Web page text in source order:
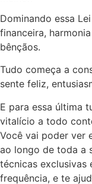
Dominando essa
financeira,
bênçãos.
Tudo começa a
sente feliz,
E para essa última
vitalício a todo
Você vai poder ver
ao longo de toda a
técnicas exclusivas
frequência, e te